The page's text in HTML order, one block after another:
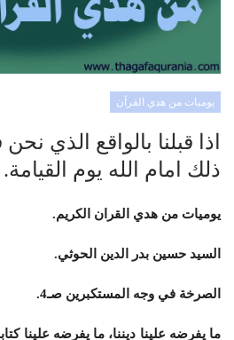
يوميات من هدي القرآن
اذا قبلنا بالواقع الذي
ذلك امام الله يوم القيامة.
يوميات من هدي القران الكريم.
السيد حسين بدر الدين الحوثي.
الصرخة في وجه المستكبرين صـ4.
ما يفرضه علينا ديننا، ما يفرضه علينا